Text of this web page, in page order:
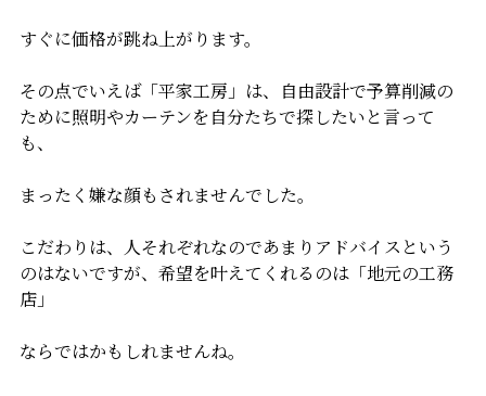
すぐに価格が跳ね上がります。
その点でいえば「平家工房」は、自由設計で予算削減の
ために照明やカーテンを自分たちで探したいと言って
も、
まったく嫌な顔もされませんでした。
こだわりは、人それぞれなのであまりアドバイスという
のはないですが、希望を叶えてくれるのは「地元の工務
店」
ならではかもしれませんね。